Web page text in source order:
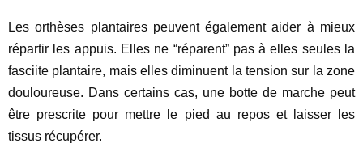
Les orthèses plantaires peuvent également aider à mieux
répartir les appuis. Elles ne “réparent” pas à elles seules la
fasciite plantaire, mais elles diminuent la tension sur la zone
douloureuse. Dans certains cas, une botte de marche peut
être prescrite pour mettre le pied au repos et laisser les
tissus récupérer.